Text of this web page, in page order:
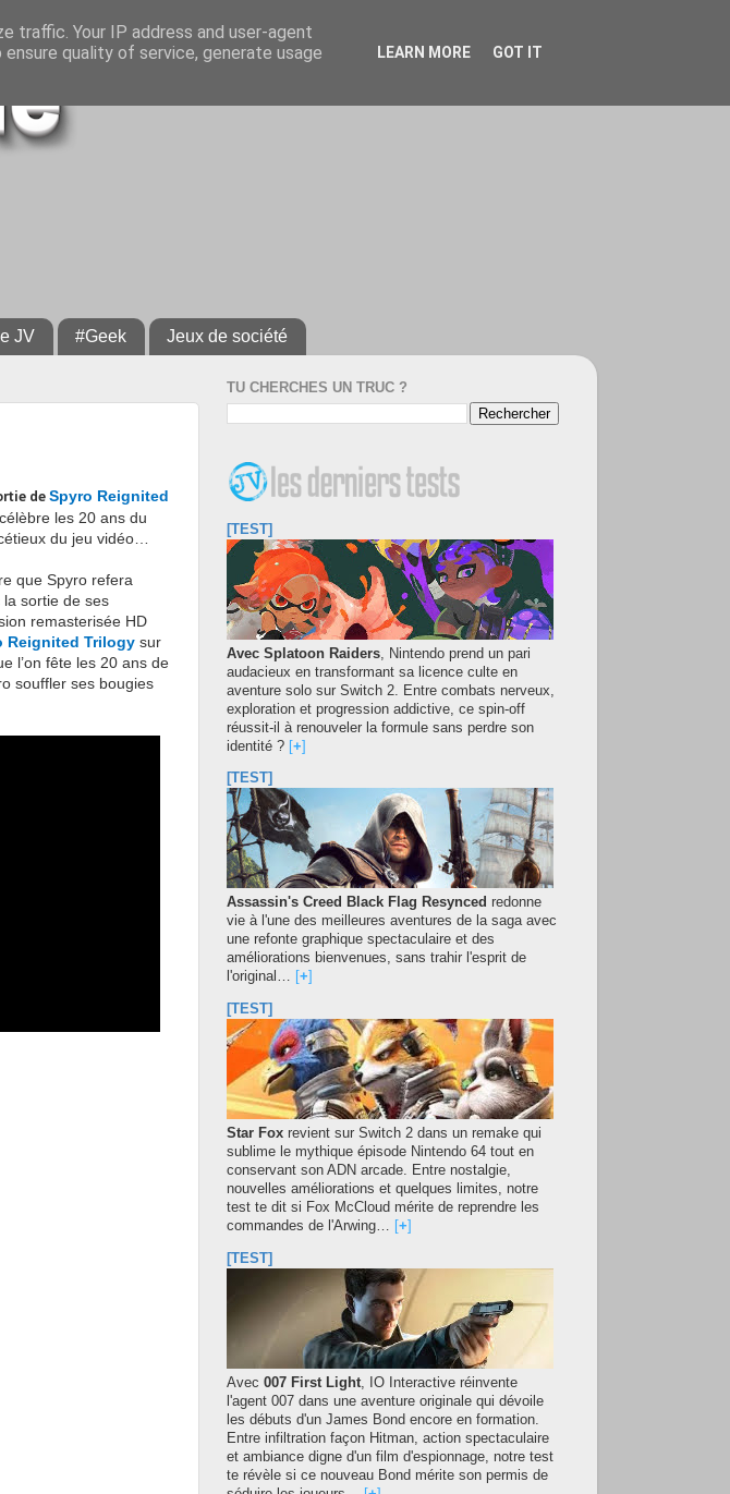
JV #Geek Jeux de société
de Spyro Reignited
les 20 ans du
du jeu vidéo…
que Spyro refera
sortie de ses
remasterisée HD
Reignited Trilogysur
l’on fête les 20 ans de
souffler ses bougies
TU CHERCHES UN TRUC ?
[TEST]
Avec Splatoon Raiders, Nintendo prend un pari
audacieux en transformant sa licence culte en
aventure solo sur Switch 2. Entre combats nerveux,
exploration et progression addictive, ce spin-off
réussit-il à renouveler la formule sans perdre son
identité ? [+]
[TEST]
Assassin's Creed Black Flag Resynced redonne
vie à l'une des meilleures aventures de la saga avec
une refonte graphique spectaculaire et des
améliorations bienvenues, sans trahir l'esprit de
l'original…
+
[TEST]
Star Fox revient sur Switch 2 dans un remake qui
sublime le mythique épisode Nintendo 64 tout en
conservant son ADN arcade. Entre nostalgie,
nouvelles améliorations et quelques limites, notre
test te dit si Fox McCloud mérite de reprendre les
commandes de l'Arwing…
+
[TEST]
Avec 007 First Light , IO Interactive réinvente
l'agent 007 dans une aventure originale qui dévoile
les débuts d'un James Bond encore en formation.
Entre infiltration façon Hitman, action spectaculaire
et ambiance digne d'un film d'espionnage, notre test
te révèle si ce nouveau Bond mérite son permis de
traffic. Your IP address and user-agent
quality of service, generate usage
LEARN MORE GOT IT